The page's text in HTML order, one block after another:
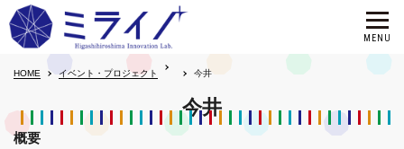
HOME イベント・プロジェクト 今井
今井
概要